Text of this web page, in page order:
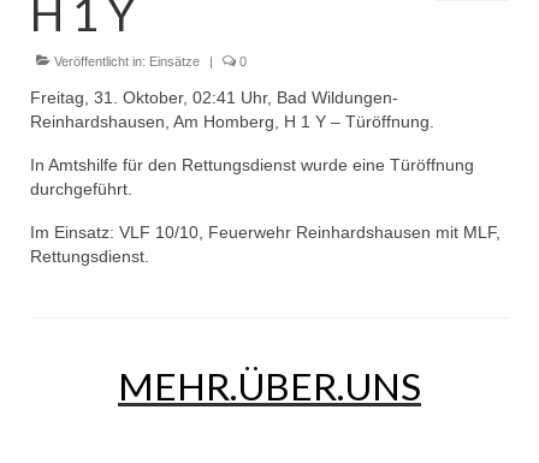
Dienstplan
Einsätze
Einsatzstichworte
Jugendfeuerwehr
Dienstplan
Kreiszeltlager 2023
H 1 Y
Veröffentlicht in: Einsätze | 0
Freitag, 31. Oktober, 02:41 Uhr, Bad Wildungen-
Reinhardshausen, Am Homberg, H 1 Y – Türöffnung.
In Amtshilfe für den Rettungsdienst wurde eine Türöffnung
durchgeführt.
Im Einsatz: VLF 10/10, Feuerwehr Reinhardshausen mit MLF,
Rettungsdienst.
MEHR.ÜBER.UNS